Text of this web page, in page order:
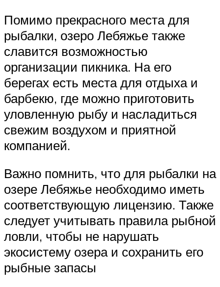
Помимо прекрасного места для
рыбалки, озеро Лебяжье также
славится возможностью
организации пикника. На его
берегах есть места для отдыха и
барбекю, где можно приготовить
уловленную рыбу и насладиться
свежим воздухом и приятной
компанией.
Важно помнить, что для рыбалки на
озере Лебяжье необходимо иметь
соответствующую лицензию. Также
следует учитывать правила рыбной
ловли, чтобы не нарушать
экосистему озера и сохранить его
рыбные запасы